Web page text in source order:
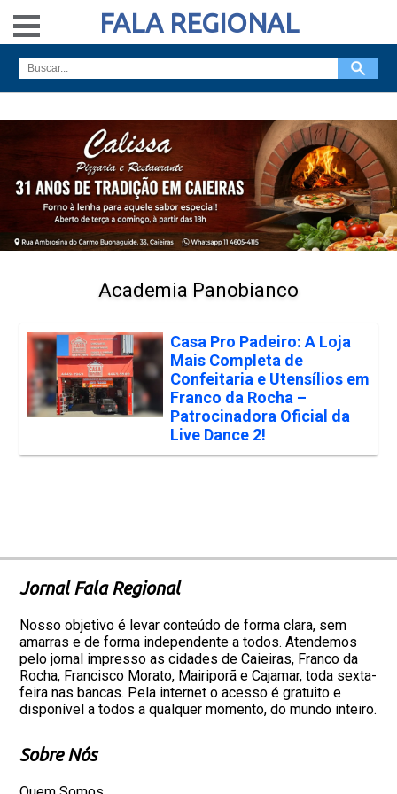
FALA REGIONAL
Academia Panobianco
Casa Pro Padeiro: A Loja
Mais Completa de
Confeitaria e Utensílios em
Franco da Rocha –
Patrocinadora Oficial da
Live Dance 2!
Jornal Fala Regional
Nosso objetivo é levar conteúdo de forma clara, sem
amarras e de forma independente a todos. Atendemos
pelo jornal impresso as cidades de Caieiras, Franco da
Rocha, Francisco Morato, Mairiporã e Cajamar, toda sexta-
feira nas bancas. Pela internet o acesso é gratuito e
disponível a todos a qualquer momento, do mundo inteiro.
Sobre Nós